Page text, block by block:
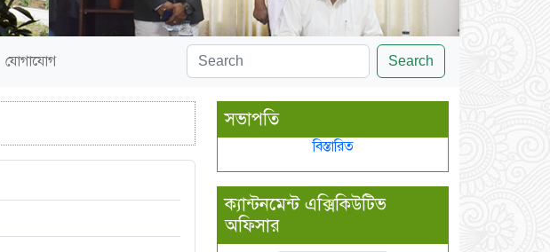
যোগাযোগ Search
সভাপতি
বিস্তারিত
ক্যান্টনমেন্ট এক্সিকিউটিভ
অফিসার